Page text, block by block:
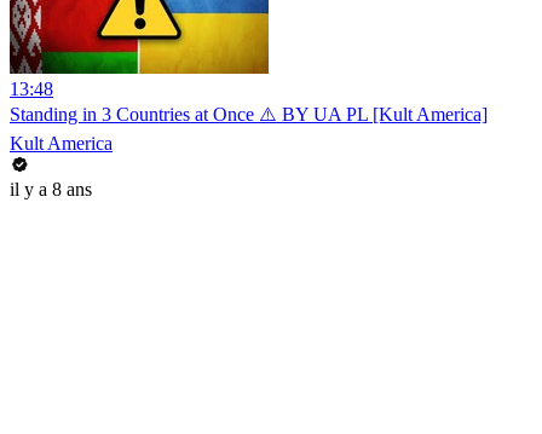
13:48
Standing in 3 Countries at Once ⚠️ BY UA PL [Kult America]
Kult America
il y a 8 ans